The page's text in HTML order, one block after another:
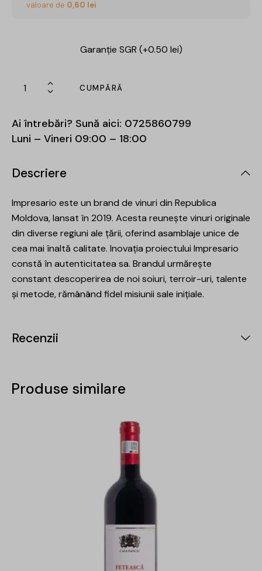
valoare de 0,60 lei
Garanție SGR (+0.50 lei)
CUMPĂRĂ
Ai întrebări? Sună aici: 0725860799
Luni – Vineri 09:00 – 18:00
Descriere
Impresario este un brand de vinuri din Republica
Moldova, lansat în 2019. Acesta reunește vinuri originale
din diverse regiuni ale țării, oferind asamblaje unice de
cea mai înaltă calitate. Inovația proiectului Impresario
constă în autenticitatea sa. Brandul urmărește
constant descoperirea de noi soiuri, terroir-uri, talente
și metode, rămânând fidel misiunii sale inițiale.
Recenzii
Produse similare